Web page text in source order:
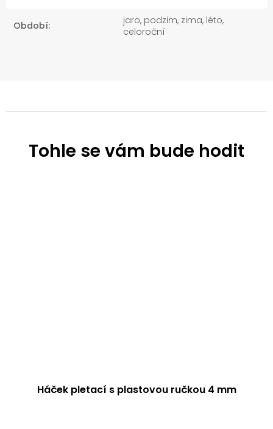
Háček pletací s plastovou ručkou 4 mm
Období:
jaro, podzim, zima, léto,
celoroční